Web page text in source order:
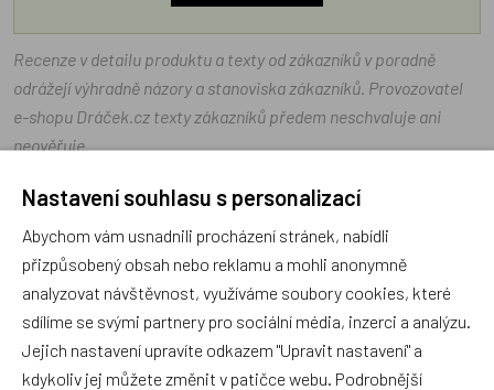
Recenze v detailu produktu a texty od zákazníků v poradně
odrážejí výhradně názory a stanoviska zákazníků. Provozovatel
e-shopu Dráček.cz texty zákazníků předem neschvaluje ani
neověřuje.
Zatím zde nejsou žádné dotazy. Buďte první, kdo se zeptá!
Recenze
Nastavení souhlasu s personalizací
Abychom vám usnadnili procházení stránek, nabídli
přizpůsobený obsah nebo reklamu a mohli anonymně
analyzovat návštěvnost, využíváme soubory cookies, které
sdílíme se svými partnery pro sociální média, inzerci a analýzu.
Jejich nastavení upravíte odkazem "Upravit nastavení" a
kdykoliv jej můžete změnit v patičce webu. Podrobnější